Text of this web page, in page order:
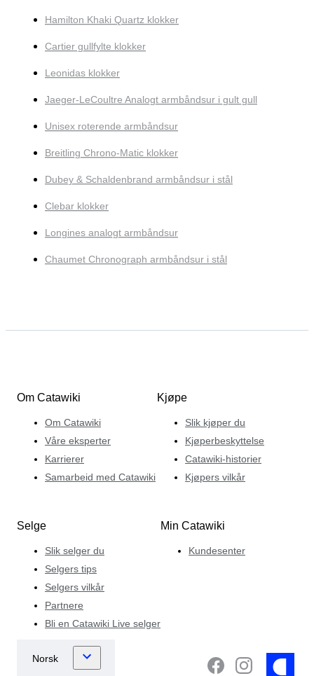
Hamilton Khaki Quartz klokker
Cartier gullfylte klokker
Leonidas klokker
Jaeger-LeCoultre Analogt armbåndsur i gult gull
Unisex roterende armbåndsur
Breitling Chrono-Matic klokker
Dubey & Schaldenbrand armbåndsur i stål
Clebar klokker
Longines analogt armbåndsur
Chaumet Chronograph armbåndsur i stål
Om Catawiki
Om Catawiki
Våre eksperter
Karrierer
Samarbeid med Catawiki
Kjøpe
Slik kjøper du
Kjøperbeskyttelse
Catawiki-historier
Kjøpers vilkår
Selge
Slik selger du
Selgers tips
Selgers vilkår
Partnere
Bli en Catawiki Live selger
Min Catawiki
Kundesenter